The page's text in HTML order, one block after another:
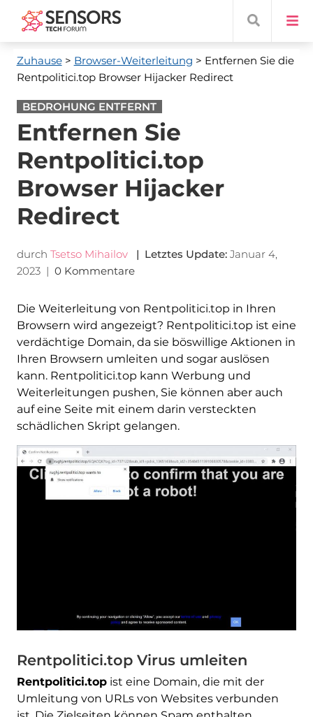
Zuhause> Browser-Weiterleitung > Entfernen Sie die
Rentpolitici.top Browser Hijacker Redirect
BEDROHUNG ENTFERNT
Entfernen Sie
Rentpolitici.top
Browser Hijacker
Redirect
durch Tsetso Mihailov | Letztes Update: Januar 4,
2023| 0 Kommentare
Die Weiterleitung von Rentpolitici.top in Ihren
Browsern wird angezeigt? Rentpolitici.top ist eine
verdächtige Domain, da sie böswillige Aktionen in
Ihren Browsern umleiten und sogar auslösen
kann. Rentpolitici.top kann Werbung und
Weiterleitungen pushen, Sie können aber auch
auf eine Seite mit einem darin versteckten
schädlichen Skript gelangen.
Rentpolitici.top Virus umleiten
Rentpolitici.topist eine Domain, die mit der
Umleitung von URLs von Websites verbunden